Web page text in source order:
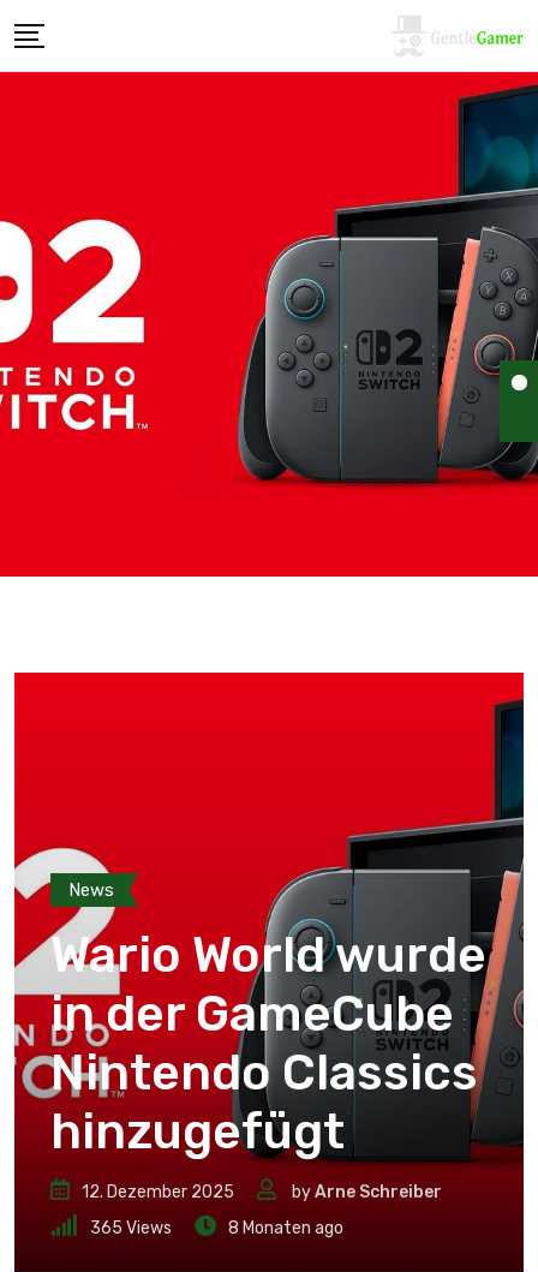
News
Wario World wurde
in der GameCube
Nintendo Classics
hinzugefügt
12. Dezember 2025 byArne Schreiber
365 Views 8 Monaten ago